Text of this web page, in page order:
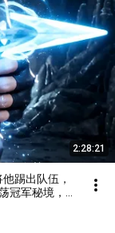
2:28:21
踢出队伍，
冠军秘境，直